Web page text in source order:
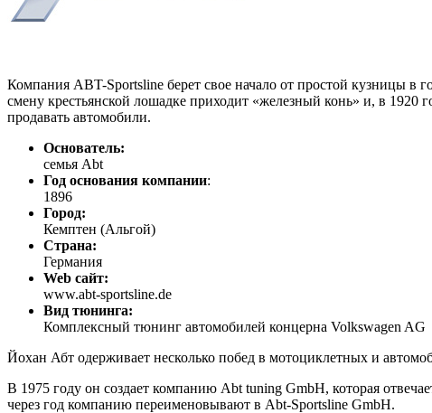
Компания ABT-Sportsline берет свое начало от простой кузницы в
смену крестьянской лошадке приходит «железный конь» и, в 1920
продавать автомобили.
Основатель:
семья Abt
Год основания компании:
1896
Город:
Кемптен (Альгой)
Cтрана:
Германия
Web сайт:
www.abt-sportsline.de
Вид тюнинга:
Комплексный тюнинг автомобилей концерна Volkswagen AG
Йохан Абт одерживает несколько побед в мотоциклетных и
В 1975 году он создает компанию Abt tuning GmbH, которая
через год компанию переименовывают в Abt-Sportsline GmbH.